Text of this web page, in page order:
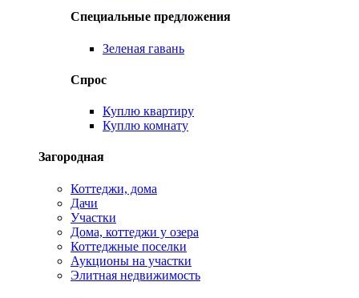
Специальные предложения
Зеленая гавань
Спрос
Куплю квартиру
Куплю комнату
Загородная
Коттеджи, дома
Дачи
Участки
Дома, коттеджи у озера
Коттеджные поселки
Аукционы на участки
Элитная недвижимость